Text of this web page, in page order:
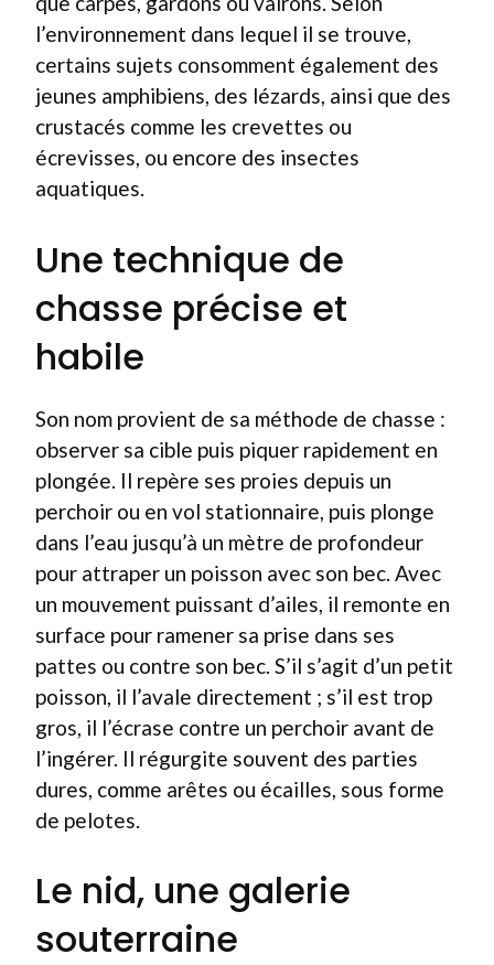
l’environnement dans lequel il se trouve,
certains sujets consomment également des
jeunes amphibiens, des lézards, ainsi que des
crustacés comme les crevettes ou
écrevisses, ou encore des insectes
aquatiques.
Une technique de
chasse précise et
habile
Son nom provient de sa méthode de chasse :
observer sa cible puis piquer rapidement en
plongée. Il repère ses proies depuis un
perchoir ou en vol stationnaire, puis plonge
dans l’eau jusqu’à un mètre de profondeur
pour attraper un poisson avec son bec. Avec
un mouvement puissant d’ailes, il remonte en
surface pour ramener sa prise dans ses
pattes ou contre son bec. S’il s’agit d’un petit
poisson, il l’avale directement ; s’il est trop
gros, il l’écrase contre un perchoir avant de
l’ingérer. Il régurgite souvent des parties
dures, comme arêtes ou écailles, sous forme
de pelotes.
Le nid, une galerie
souterraine